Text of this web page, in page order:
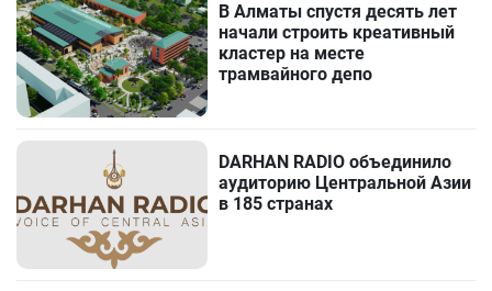
В Алматы спустя десять лет
начали строить креативный
кластер на месте
трамвайного депо
DARHAN RADIO объединило
аудиторию Центральной Азии
в 185 странах